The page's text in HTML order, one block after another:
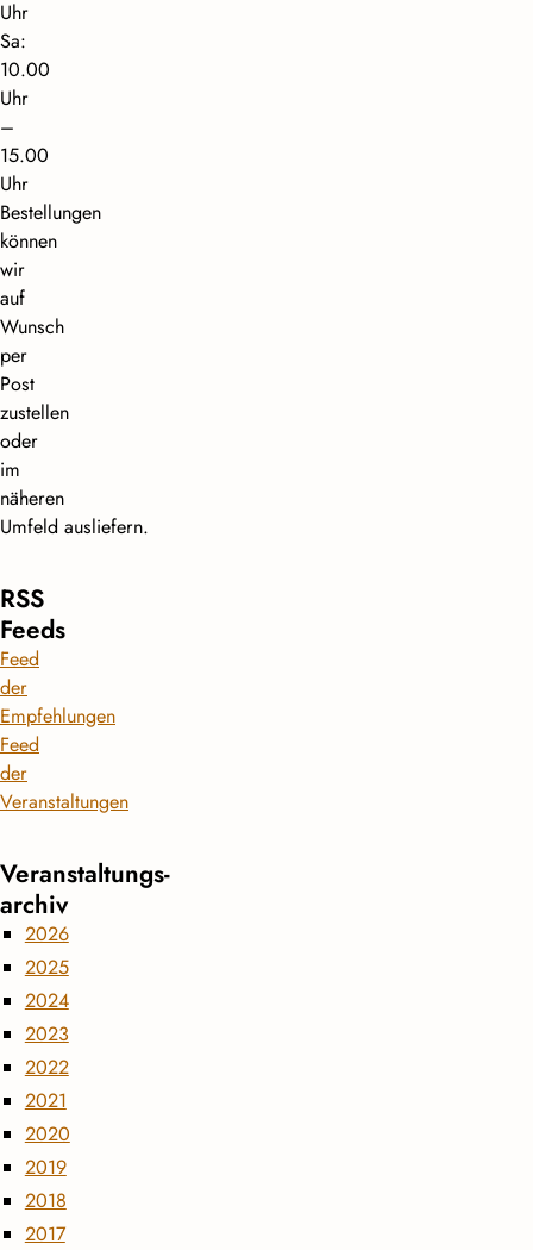
Uhr
Sa:
10.00
Uhr
–
15.00
Uhr
Bestellungen
können
wir
auf
Wunsch
per
Post
zustellen
oder
im
näheren
Umfeld ausliefern.
RSS
Feeds
Feed
der
Empfehlungen
Feed
der
Veranstaltungen
Veranstaltungs­
archiv
2026
2025
2024
2023
2022
2021
2020
2019
2018
2017